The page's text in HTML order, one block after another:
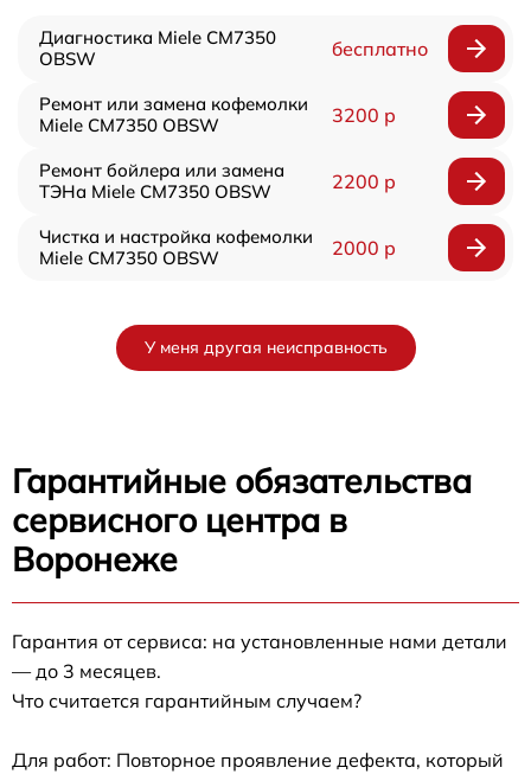
Диагностика Miele CM7350
OBSW
бесплатно
Ремонт или замена кофемолки
Miele CM7350 OBSW
3200 р
Ремонт бойлера или замена
ТЭНа Miele CM7350 OBSW
2200 р
Чистка и настройка кофемолки
Miele CM7350 OBSW
2000 р
У меня другая неисправность
Гарантийные обязательства
сервисного центра в
Воронеже
Гарантия от сервиса: на установленные нами детали
— до 3 месяцев.
Что считается гарантийным случаем?
Для работ: Повторное проявление дефекта, который